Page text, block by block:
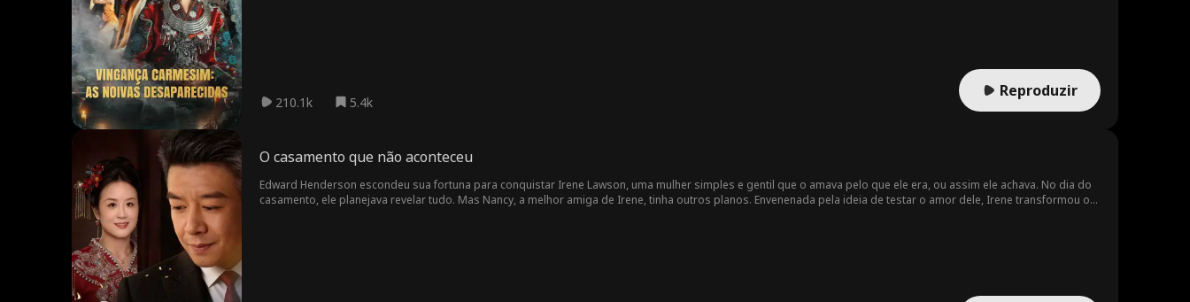
210.1k 5.4k
Reproduzir
O casamento que não aconteceu
Edward Henderson escondeu sua fortuna para conquistar Irene Lawson, uma mulher simples e gentil que o amava pelo que ele era, ou assim ele achava. No dia do
casamento, ele planejava revelar tudo. Mas Nancy, a melhor amiga de Irene, tinha outros planos. Envenenada pela ideia de testar o amor dele, Irene transformou o